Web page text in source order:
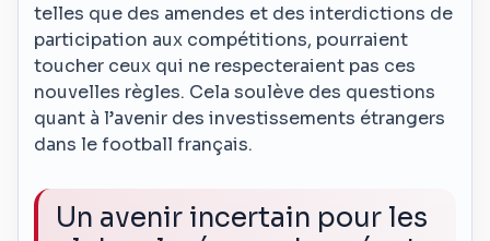
telles que des amendes et des interdictions de
participation aux compétitions, pourraient
toucher ceux qui ne respecteraient pas ces
nouvelles règles. Cela soulève des questions
quant à l’avenir des investissements étrangers
dans le football français.
Un avenir incertain pour les